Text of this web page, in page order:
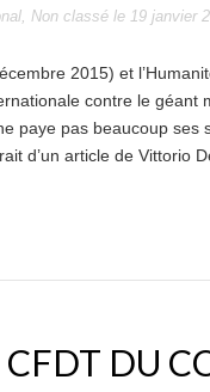
, Non classé le 19 janvier
2015) et
contre le géant
paye pas beaucoup ses
d’un article de Vittorio
DU